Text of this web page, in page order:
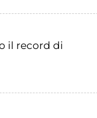
il record di